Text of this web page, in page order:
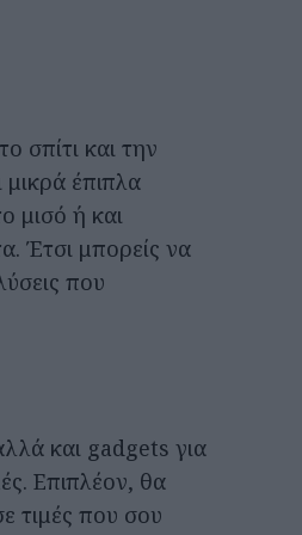
σπίτι και την
έπιπλα
μισό ή και
Έτσι μπορείς να
που
και gadgets για
Επιπλέον, θα
τιμές που σου